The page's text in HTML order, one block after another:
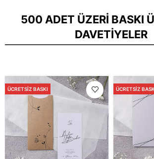
500 ADET ÜZERI BASKI
DAVETIYELER
ÜCRETSIZ BASKI ÜCRETSIZ